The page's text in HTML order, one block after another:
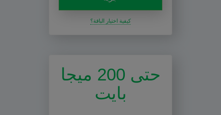
كيفية اختيار الباقة؟
حتى 200 ميجا
بايت